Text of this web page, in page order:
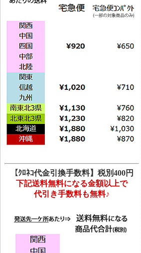
【ｸﾛﾈｺ代金引換手数料】税別400円
下記送料無料になる金額以上で
代引き手数料も無料♪